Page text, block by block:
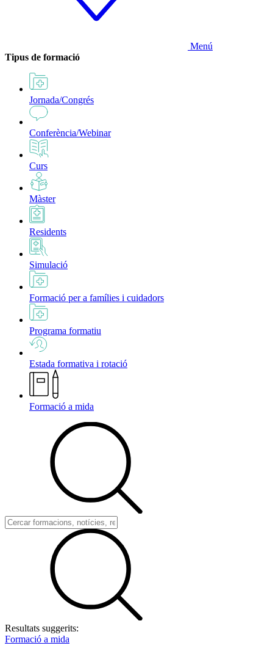
Menú
Tipus de formació
Jornada/Congrés
Conferència/Webinar
Curs
Màster
Residents
Simulació
Formació per a famílies i cuidadors
Programa formatiu
Estada formativa i rotació
Formació a mida
Resultats suggerits:
Formació a mida